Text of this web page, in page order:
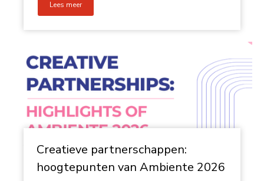
Lees meer
Creatieve partnerschappen:
hoogtepunten van Ambiente 2026